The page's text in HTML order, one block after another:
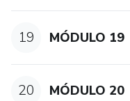
19 MÓDULO 19
20 MÓDULO 20